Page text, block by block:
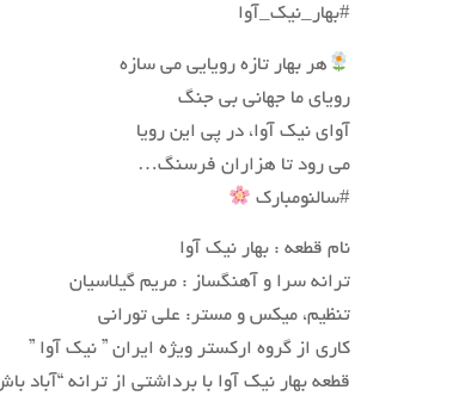
#بهار_نیک_آوا
هر بهار تازه رویایی می سازه
رویای ما جهانی بی جنگ
آوای نیک آوا، در پی این رویا
می رود تا هزاران فرسنگ…
#سالنومبارک
نام قطعه : بهار نیک آوا
ترانه سرا و آهنگساز : مریم گیلاسیان
تنظیم، میکس و مستر: علی تورانی
کاری از گروه ارکستر ویژه ایران ” نیک آوا ”
قطعه بهار نیک آوا با برداشتی از ترانه